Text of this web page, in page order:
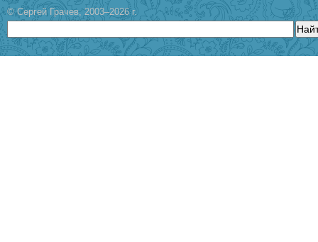
© Сергей Грачев, 2003–2026 г.